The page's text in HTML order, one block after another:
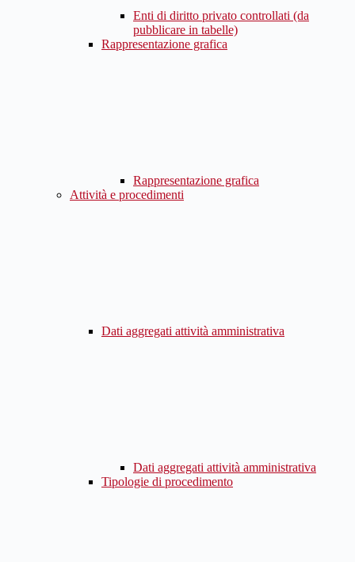
Enti di diritto privato controllati (da
pubblicare in tabelle)
Rappresentazione grafica
Rappresentazione grafica
Attività e procedimenti
Dati aggregati attività amministrativa
Dati aggregati attività amministrativa
Tipologie di procedimento